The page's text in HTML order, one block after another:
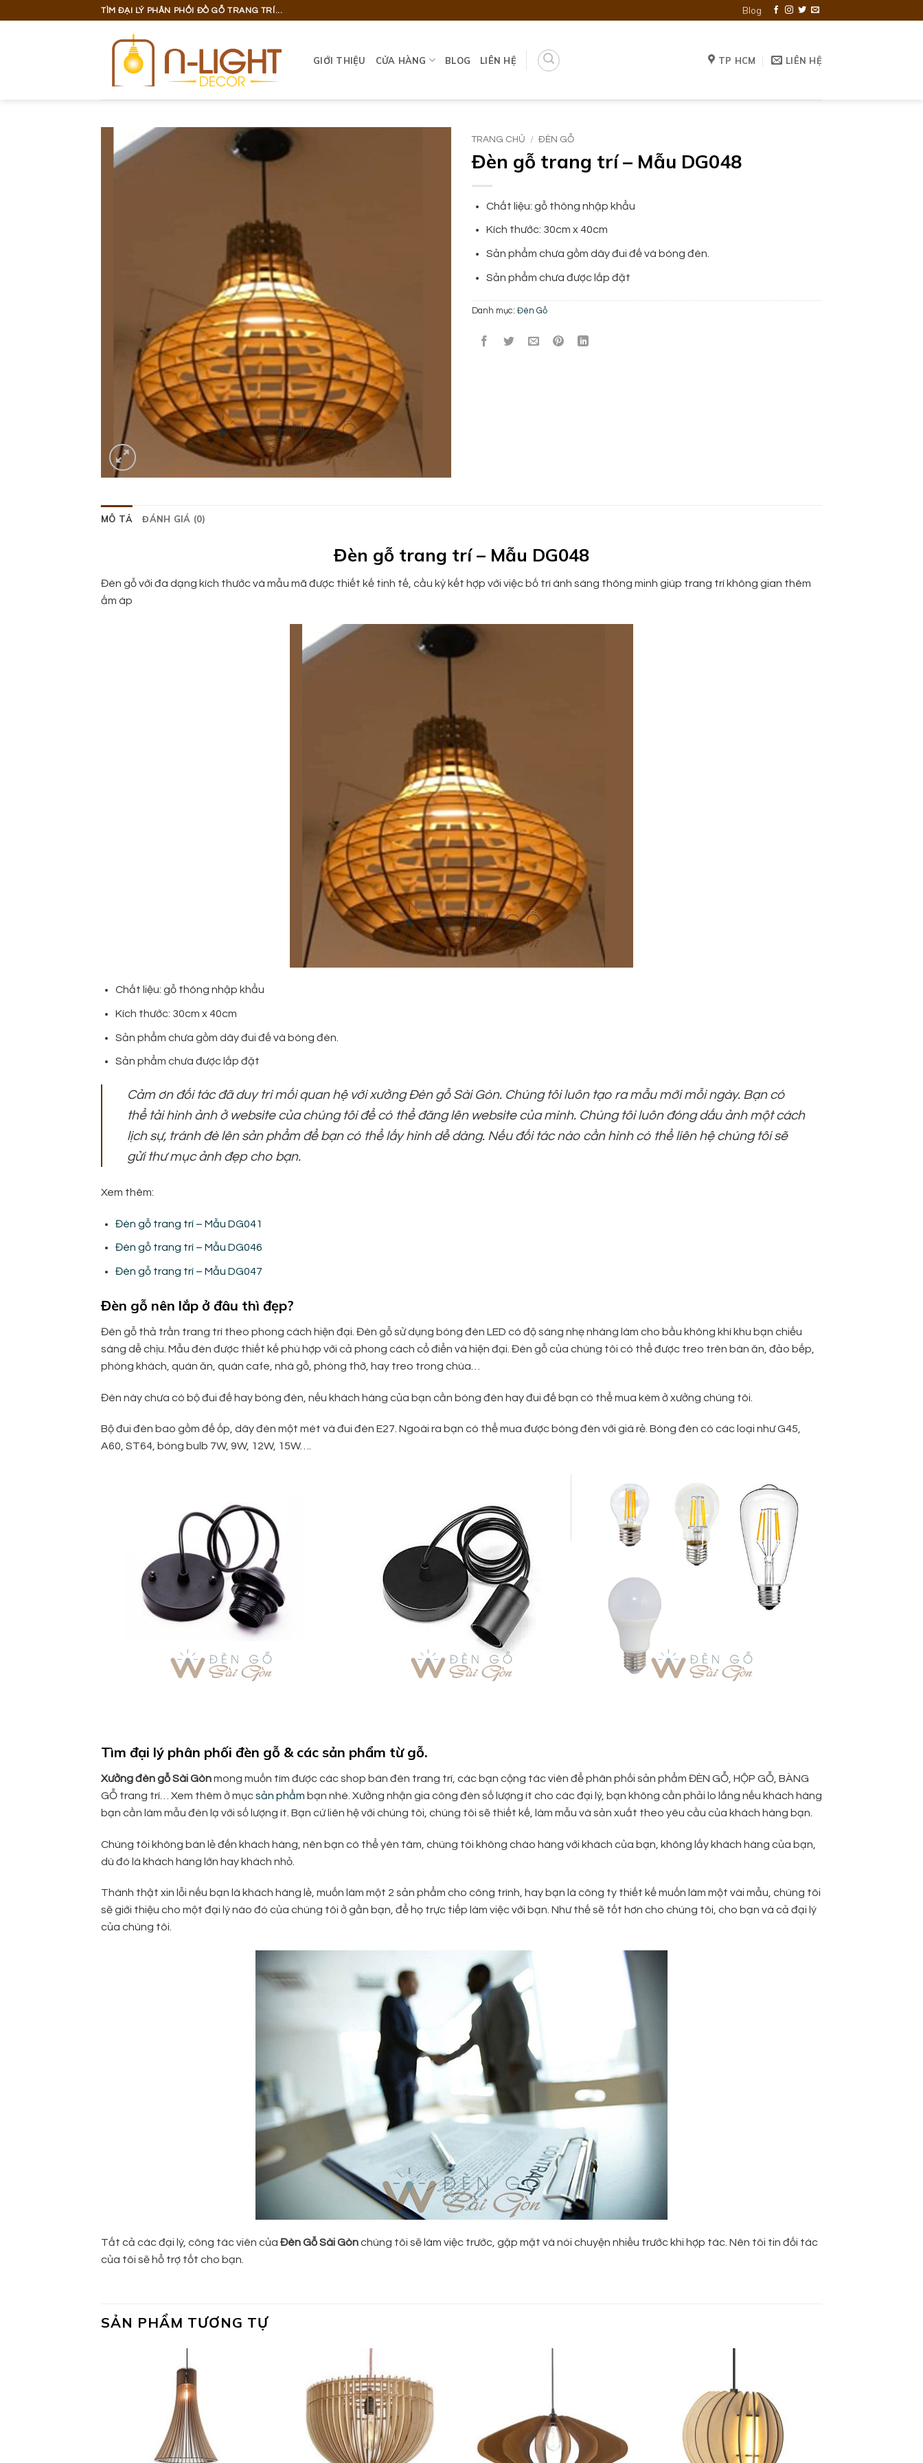
TÌM ĐẠI LÝ PHÂN PHỐI ĐỒ GỖ TRANG TRÍ... Blog
GIỚI THIỆU CỬA HÀNG BLOG LIÊN HỆ TP HCM LIÊN HỆ
TRANG CHỦ / ĐÈN GỖ
Đèn gỗ trang trí – Mẫu DG048
Chất liệu: gỗ thông nhập khẩu
Kích thước: 30cm x 40cm
Sản phẩm chưa gồm dây đui đế và bóng đèn.
Sản phẩm chưa được lắp đặt
Danh mục: Đèn Gỗ
MÔ TẢ ĐÁNH GIÁ (0)
Đèn gỗ trang trí – Mẫu DG048
Đèn gỗ với đa dạng kích thước và mẫu mã được thiết kế tinh tế, cầu kỳ kết hợp với việc bố trí ánh sáng thông minh giúp trang trí không gian thêm
ấm áp
Chất liệu: gỗ thông nhập khẩu
Kích thước: 30cm x 40cm
Sản phẩm chưa gồm dây đui đế và bóng đèn.
Sản phẩm chưa được lắp đặt
Cảm ơn đối tác đã duy trì mối quan hệ với xưởng Đèn gỗ Sài Gòn. Chúng tôi luôn tạo ra mẫu mới mỗi ngày. Bạn có
thể tải hình ảnh ở website của chúng tôi để có thể đăng lên website của mình. Chúng tôi luôn đóng dấu ảnh một cách
lịch sự, tránh đè lên sản phẩm để bạn có thể lấy hình dễ dàng. Nếu đối tác nào cần hình có thể liên hệ chúng tôi sẽ
gửi thư mục ảnh đẹp cho bạn.
Xem thêm:
Đèn gỗ trang trí – Mẫu DG041
Đèn gỗ trang trí – Mẫu DG046
Đèn gỗ trang trí – Mẫu DG047
Đèn gỗ nên lắp ở đâu thì đẹp?
Đèn gỗ thả trần trang trí theo phong cách hiện đại. Đèn gỗ sử dụng bóng đèn LED có độ sáng nhẹ nhàng làm cho bầu không khí khu bạn chiếu
sáng dễ chịu. Mẫu đèn được thiết kế phù hợp với cả phong cách cổ điển và hiện đại. Đèn gỗ của chúng tôi có thể được treo trên bàn ăn, đảo bếp,
phòng khách, quán ăn, quán cafe, nhà gỗ, phòng thờ, hay treo trong chùa…
Đèn này chưa có bộ đui đế hay bóng đèn, nếu khách hàng của bạn cần bóng đèn hay đui đế bạn có thể mua kèm ở xưởng chúng tôi.
Bộ đui đèn bao gồm đế ốp, dây đèn một mét và đui đèn E27. Ngoài ra bạn có thể mua được bóng đèn với giá rẻ. Bóng đèn có các loại như G45,
A60, ST64, bóng bulb 7W, 9W, 12W, 15W….
Tìm đại lý phân phối đèn gỗ & các sản phẩm từ gỗ.
Xưởng đèn gỗ Sài Gònmong muốn tìm được các shop bán đèn trang trí, các bạn cộng tác viên để phân phối sản phẩm ĐÈN GỖ, HỘP GỖ, BÀNG
GỖ trang trí… Xem thêm ở mụcsản phẩm bạn nhé. Xưởng nhận gia công đèn số lượng ít cho các đại lý, bạn không cần phải lo lắng nếu khách hàng
bạn cần làm mẫu đèn lạ với số lượng ít. Bạn cứ liên hệ với chúng tôi, chúng tôi sẽ thiết kế, làm mẫu và sản xuất theo yêu cầu của khách hàng bạn.
Chúng tôi không bán lẻ đến khách hàng, nên bạn có thể yên tâm, chúng tôi không chào hàng với khách của bạn, không lấy khách hàng của bạn,
dù đó là khách hàng lớn hay khách nhỏ.
Thành thật xin lỗi nếu bạn là khách hàng lẻ, muốn làm một 2 sản phẩm cho công trình, hay bạn là công ty thiết kế muốn làm một vài mẫu, chúng tôi
sẽ giới thiệu cho một đại lý nào đó của chúng tôi ở gần bạn, để họ trực tiếp làm việc với bạn. Như thế sẽ tốt hơn cho chúng tôi, cho bạn và cả đại lý
của chúng tôi.
Tất cả các đại lý, công tác viên của Đèn Gỗ Sài Gònchúng tôi sẽ làm việc trước, gặp mặt và nói chuyện nhiều trước khi hợp tác. Nên tôi tin đối tác
của tôi sẽ hỗ trợ tốt cho bạn.
SẢN PHẨM TƯƠNG TỰ
Add to
wishlist